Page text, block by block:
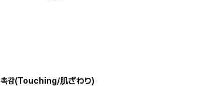
촉감(Touching/肌ざわり)